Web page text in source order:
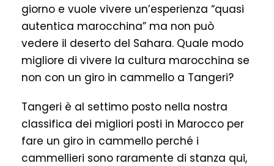
giorno e vuole vivere un’esperienza “quasi
autentica marocchina” ma non può
vedere il deserto del Sahara. Quale modo
migliore di vivere la cultura marocchina se
non con un giro in cammello a Tangeri?
Tangeri è al settimo posto nella nostra
classifica dei migliori posti in Marocco per
fare un giro in cammello perché i
cammellieri sono raramente di stanza qui,